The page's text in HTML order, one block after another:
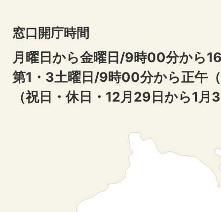
窓口開庁時間
月曜日から金曜日/9時00分から
第1・3土曜日/9時00分から正午
（祝日・休日・12月29日から1月